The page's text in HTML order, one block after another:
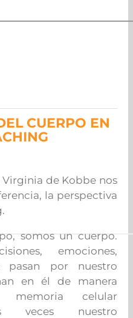
CUERPO EN
Virginia de Kobbe nos
la perspectiva
somos un cuerpo.
emociones,
pasan por nuestro
en él de manera
memoria celular
veces nuestro